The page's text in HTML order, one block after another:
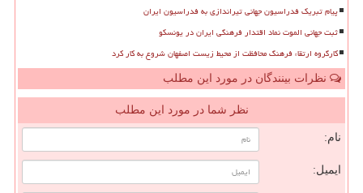
پیام تبریک فدراسیون جهانی تیراندازی به فدراسیون ایران
ثبت جهانی الموت نماد اقتدار فرهنگی ایران در یونسکو
کارگروه ارتقاء فرهنگ محافظت از محیط زیست اصفهان شروع به کار کرد
نظرات بینندگان در مورد این مطلب
نظر شما در مورد این مطلب
نام:
ایمیل: